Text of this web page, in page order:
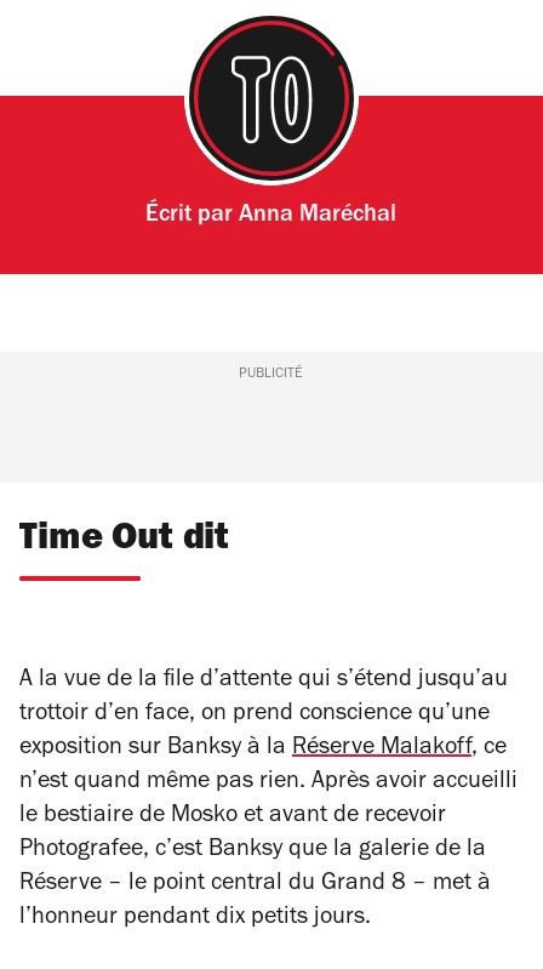
Écrit parAnna Maréchal
PUBLICITÉ
Time Out dit
A la vue de la file d’attente qui s’étend jusqu’au
trottoir d’en face, on prend conscience qu’une
exposition sur Banksy à la Réserve Malakoff, ce
n’est quand même pas rien. Après avoir accueilli
le bestiaire de Mosko et avant de recevoir
Photografee, c’est Banksy que la galerie de la
Réserve – le point central du Grand 8 – met à
l’honneur pendant dix petits jours.